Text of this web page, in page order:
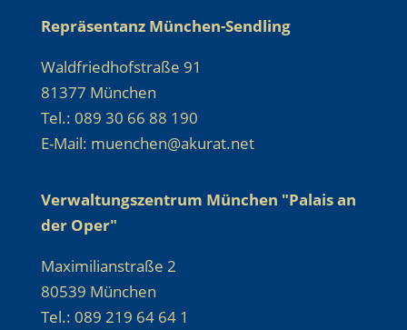
Repräsentanz München-Sendling
Waldfriedhofstraße 91
81377 München
Tel.: 089 30 66 88 190
E-Mail: muenchen@akurat.net
Verwaltungszentrum München "Palais an
der Oper"
Maximilianstraße 2
80539 München
Tel.: 089 219 64 64 1